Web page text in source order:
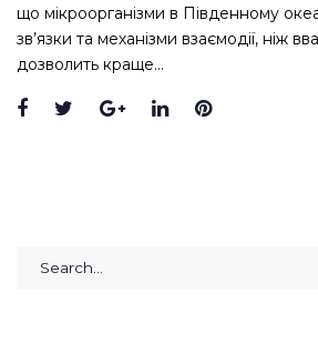
що мікроорганізми в Південному
зв’язки та механізми взаємодії, ніж
дозволить краще…
Facebook
TwitterGoogle+
LinkedInPinterest
Search